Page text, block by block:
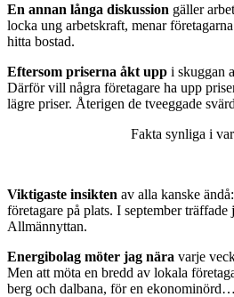
En annan långa diskussion gäller
locka ung arbetskraft, menar
hitta bostad.
Eftersom priserna åkt upp i skuggan
Därför vill några företagare ha upp
lägre priser. Återigen de tveeggade
Fakta synliga i
Viktigaste insikten av alla kanske
företagare på plats. I september
Allmännyttan.
Energibolag möter jag nära varje
Men att möta en bredd av lokala
berg och dalbana, för en